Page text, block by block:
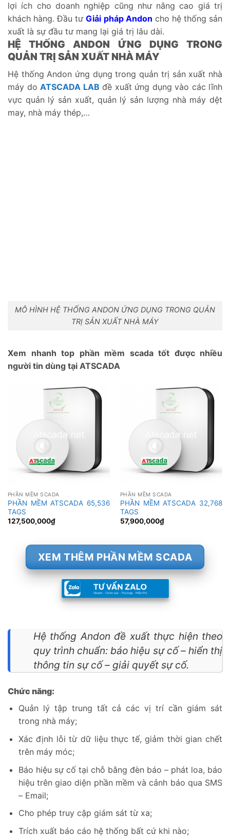
lợi ích cho doanh nghiệp cũng như nâng cao giá trị
khách hàng. Đầu tưGiải pháp Andon cho hệ thống sản
xuất là sự đầu tư mang lại giá trị lâu dài.
HỆ THỐNG ANDON ỨNG DỤNG TRONG
QUẢN TRỊ SẢN XUẤT NHÀ MÁY
Hệ thống Andon ứng dụng trong quản trị sản xuất nhà
máy do ATSCADA LAB đề xuất ứng dụng vào các lĩnh
vực quản lý sản xuất, quản lý sản lượng nhà máy dệt
may, nhà máy thép,…
MÔ HÌNH HỆ THỐNG ANDON ỨNG DỤNG TRONG QUẢN
TRỊ SẢN XUẤT NHÀ MÁY
Xem nhanh top phần mềm scada tốt được nhiều
người tin dùng tại ATSCADA
PHẦN MỀM SCADA
PHẦN MỀM ATSCADA 65,536
TAGS
127,500,000₫
PHẦN MỀM SCADA
PHẦN MỀM ATSCADA 32,768
TAGS
57,900,000₫
XEM THÊM PHẦN MỀM SCADA
Hệ thống Andon đề xuất thực hiện theo
quy trình chuẩn: báo hiệu sự cố – hiển thị
thông tin sự cố – giải quyết sự cố.
Chức năng:
Quản lý tập trung tất cả các vị trí cần giám sát
trong nhà máy;
Xác định lỗi từ dữ liệu thực tế, giảm thời gian chết
trên máy móc;
Báo hiệu sự cố tại chỗ bằng đèn báo – phát loa, báo
hiệu trên giao diện phần mềm và cảnh báo qua SMS
– Email;
Cho phép truy cập giám sát từ xa;
Trích xuất báo cáo hệ thống bất cứ khi nào;